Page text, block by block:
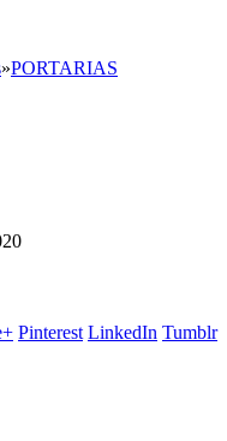
»PORTARIAS
Pinterest LinkedIn Tumblr